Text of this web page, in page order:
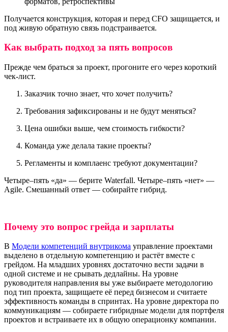
Получается конструкция, которая и перед CFO защищается, и
под живую обратную связь подстраивается.
Как выбрать подход за пять вопросов
Прежде чем браться за проект, прогоните его через короткий
чек-лист.
Заказчик точно знает, что хочет получить?
Требования зафиксированы и не будут меняться?
Цена ошибки выше, чем стоимость гибкости?
Команда уже делала такие проекты?
Регламенты и комплаенс требуют документации?
Четыре–пять «да» — берите Waterfall. Четыре–пять «нет» —
Agile. Смешанный ответ — собирайте гибрид.
Почему это вопрос грейда и зарплаты
В Модели компетенций внутрикома управление проектами
выделено в отдельную компетенцию и растёт вместе с
грейдом. На младших уровнях достаточно вести задачи в
одной системе и не срывать дедлайны. На уровне
руководителя направления вы уже выбираете методологию
под тип проекта, защищаете её перед бизнесом и считаете
эффективность команды в спринтах. На уровне директора по
коммуникациям — собираете гибридные модели для портфеля
проектов и встраиваете их в общую операционку компании.